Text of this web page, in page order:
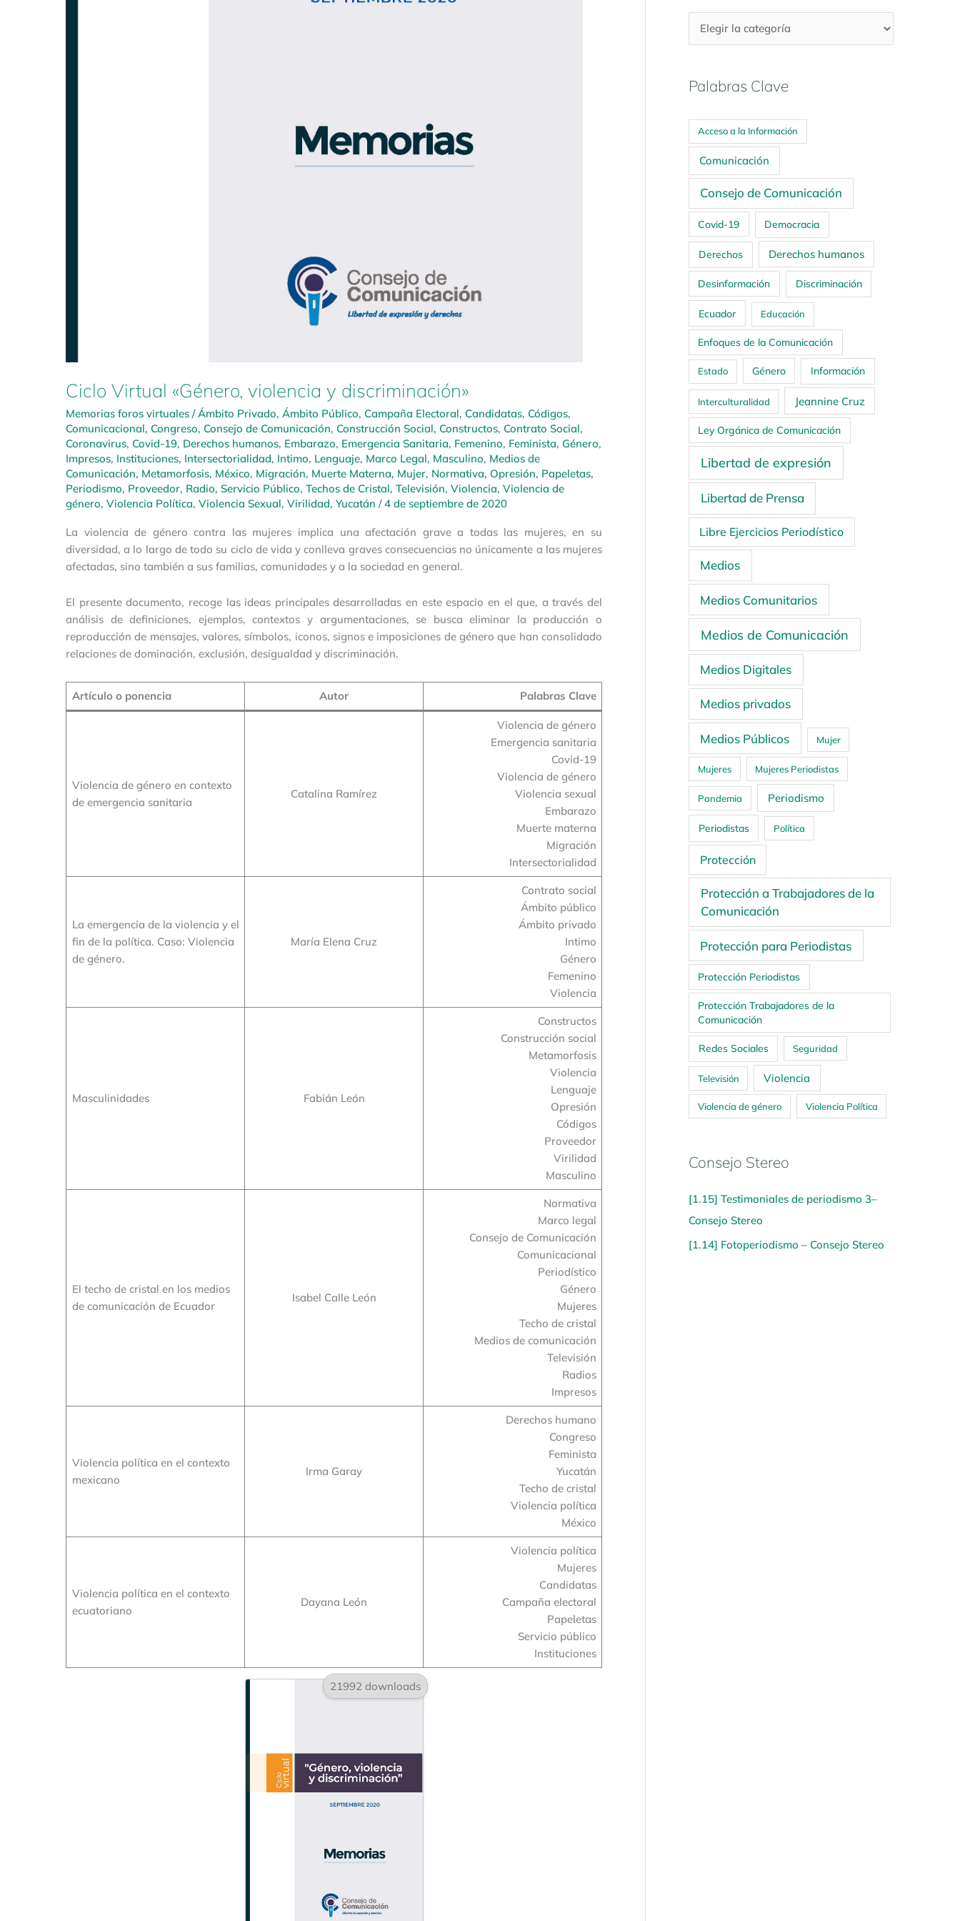
Ciclo Virtual «Género, violencia y discriminación»
Memorias foros virtuales /Ámbito Privado, Ámbito Público, Campaña Electoral, Candidatas, Códigos,
Comunicacional, Congreso, Consejo de Comunicación, Construcción Social, Constructos, Contrato Social,
Coronavirus, Covid-19, Derechos humanos, Embarazo, Emergencia Sanitaria, Femenino, Feminista, Género,
Impresos, Instituciones, Intersectorialidad, Intimo, Lenguaje, Marco Legal, Masculino, Medios de
Comunicación, Metamorfosis, México, Migración, Muerte Materna, Mujer, Normativa, Opresión, Papeletas,
Periodismo, Proveedor, Radio, Servicio Público, Techos de Cristal, Televisión, Violencia, Violencia de
género, Violencia Política, Violencia Sexual, Virilidad, Yucatán /4 de septiembre de 2020
La violencia de género contra las mujeres implica una afectación grave a todas las mujeres, en su
diversidad, a lo largo de todo su ciclo de vida y conlleva graves consecuencias no únicamente a las mujeres
afectadas, sino también a sus familias, comunidades y a la sociedad en general.
El presente documento, recoge las ideas principales desarrolladas en este espacio en el que, a través del
análisis de definiciones, ejemplos, contextos y argumentaciones, se busca eliminar la producción o
reproducción de mensajes, valores, símbolos, iconos, signos e imposiciones de género que han consolidado
relaciones de dominación, exclusión, desigualdad y discriminación.
Artículo o ponencia Autor Palabras Clave
Violencia de género en contexto
de emergencia sanitaria
Catalina Ramírez
Violencia de género
Emergencia sanitaria
Covid-19
Violencia de género
Violencia sexual
Embarazo
Muerte materna
Migración
Intersectorialidad
La emergencia de la violencia y el
fin de la política. Caso: Violencia
de género.
María Elena Cruz
Contrato social
Ámbito público
Ámbito privado
Intimo
Género
Femenino
Violencia
Masculinidades Fabián León
Constructos
Construcción social
Metamorfosis
Violencia
Lenguaje
Opresión
Códigos
Proveedor
Virilidad
Masculino
El techo de cristal en los medios
de comunicación de Ecuador
Isabel Calle León
Normativa
Marco legal
Consejo de Comunicación
Comunicacional
Periodístico
Género
Mujeres
Techo de cristal
Medios de comunicación
Televisión
Radios
Impresos
Violencia política en el contexto
mexicano
Irma Garay
Derechos humano
Congreso
Feminista
Yucatán
Techo de cristal
Violencia política
México
Violencia política en el contexto
ecuatoriano
Dayana León
Violencia política
Mujeres
Candidatas
Campaña electoral
Papeletas
Servicio público
Instituciones
21992 downloads
Palabras Clave
Acceso a la Información
Comunicación
Consejo de Comunicación
Covid-19 Democracia
Derechos Derechos humanos
Desinformación Discriminación
Ecuador Educación
Enfoques de la Comunicación
Estado Género Información
Interculturalidad Jeannine Cruz
Ley Orgánica de Comunicación
Libertad de expresión
Libertad de Prensa
Libre Ejercicios Periodístico
Medios
Medios Comunitarios
Medios de Comunicación
Medios Digitales
Medios privados
Medios Públicos Mujer
Mujeres Mujeres Periodistas
Pandemia Periodismo
Periodistas Política
Protección
Protección a Trabajadores de la
Comunicación
Protección para Periodistas
Protección Periodistas
Protección Trabajadores de la
Comunicación
Redes Sociales Seguridad
Televisión Violencia
Violencia de género Violencia Política
Consejo Stereo
[1.15] Testimoniales de periodismo 3–
Consejo Stereo
[1.14] Fotoperiodismo – Consejo Stereo